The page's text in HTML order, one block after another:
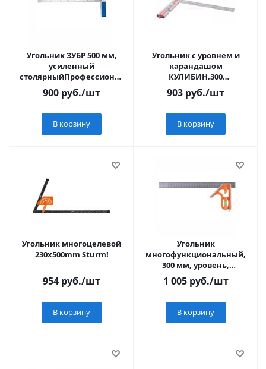
Угольник ЗУБР 500 мм,
усиленный
столярныйПрофессионал
(34393-50)
900 руб./шт
В корзину
Угольник с уровнем и
карандашом
КУЛИБИН,300
мм,нерж.сталь,pat.,Sturm!
903 руб./шт
В корзину
Угольник многоцелевой
230x500mm Sturm!
954 руб./шт
В корзину
Угольник
многофункциональный,
300 мм, уровень,
чертилка, Sturm! 2020-10-
300
1 005руб./шт
В корзину